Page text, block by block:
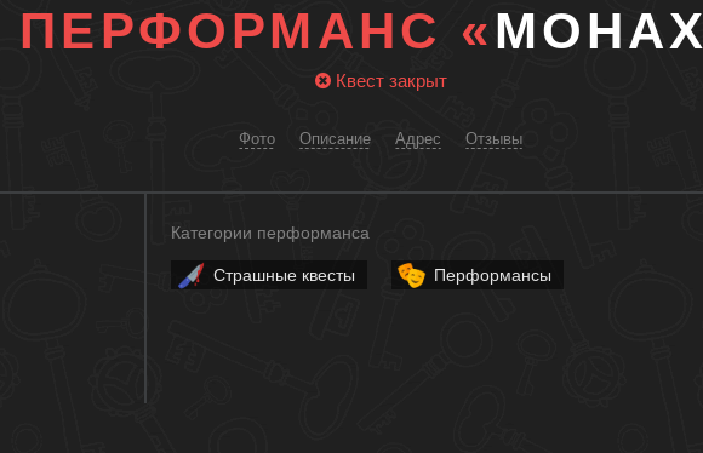
ПЕРФОРМАНС «МОНАХ
Квест закрыт
Фото Описание Адрес Отзывы
Категории перформанса
Страшные квесты Перформансы